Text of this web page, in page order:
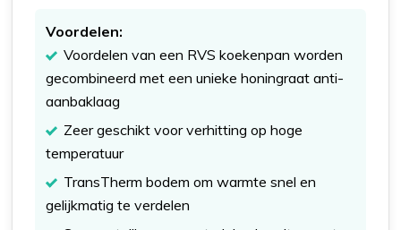
Voordelen:
Voordelen van een RVS koekenpan worden
gecombineerd met een unieke honingraat anti-
aanbaklaag
Zeer geschikt voor verhitting op hoge
temperatuur
TransTherm bodem om warmte snel en
gelijkmatig te verdelen